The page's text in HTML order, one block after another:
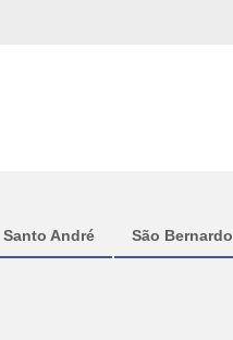
Santo André São Bernardo